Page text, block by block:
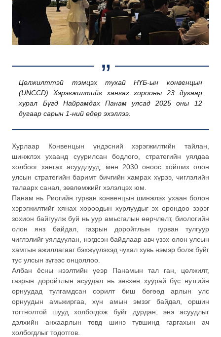
Цөлжилттэй тэмцэх тухай НҮБ-ын конвенцын
(UNCCD) Хэрэгжилтийг хангах хорооны 23 дугаар
хурал Бүгд Найрамдах Панам улсад 2025 оны 12
дугаар сарын 1-ний өдөр эхэллээ.
Хурлаар Конвенцын үндэсний хэрэгжилтийн тайлан,
шинжлэх ухаанд суурилсан бодлого, стратегийн уялдаа
холбоог хангах асуудлууд, мөн 2030 оноос хойших олон
улсын стратегийн баримт бичгийн хамрах хүрээ, чиглэлийн
талаарх санал, зөвлөмжийг хэлэлцэх юм.
Панам нь Риогийн гурван конвенцын шинжлэх ухаан болон
хэрэгжилтийг хянах хороодын хурлуудыг эх орондоо зэрэг
зохион байгуулж буй нь уур амьсгалын өөрчлөлт, биологийн
олон янз байдал, газрын доройтлын гурван тулгуур
чиглэлийг уялдуулан, нэгдсэн байдлаар авч үзэх олон улсын
хамтын ажиллагааг бэхжүүлэхэд чухал хувь нэмэр болж буйг
тус улсын зүгээс онцоллоо.
Албан ёсны нээлтийн үеэр Панамын тал ган, цөлжилт,
газрын доройтлын асуудал нь зөвхөн хуурай бүс нутгийн
орнуудад тулгамдсан сорилт биш бөгөөд арлын улс
орнуудын амьжиргаа, хүн амын эмзэг байдал, оршин
тогтнолтой шууд холбогдож буйг дурдан, энэ асуудлыг
дэлхийн анхаарлын төвд шинэ түвшинд гаргахын ач
холбогдлыг тодотгов.